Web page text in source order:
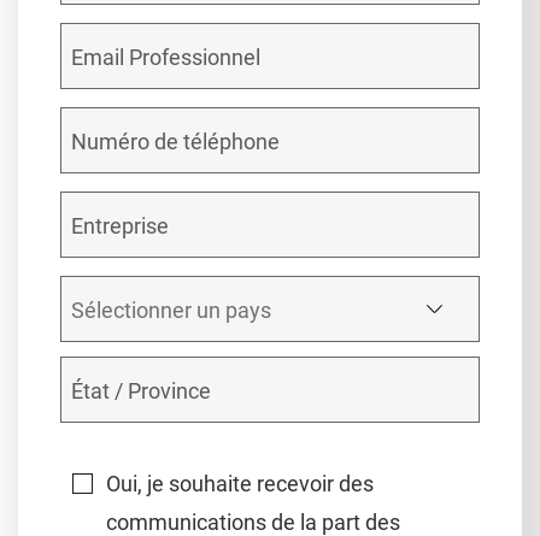
Oui, je souhaite recevoir des
communications de la part des